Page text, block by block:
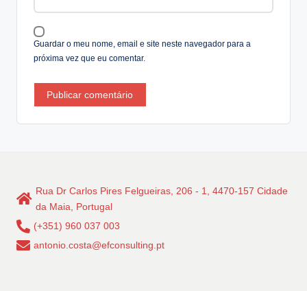
Guardar o meu nome, email e site neste navegador para a
próxima vez que eu comentar.
e
:
Rua Dr Carlos Pires Felgueiras, 206 - 1, 4470-157 Cidade
da Maia, Portugal
(+351) 960 037 003
antonio.costa@efconsulting.pt